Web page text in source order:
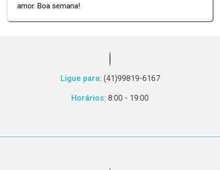
amor. Boa semana!
Ligue para: (41)99819-6167
Horários: 8:00 - 19:00